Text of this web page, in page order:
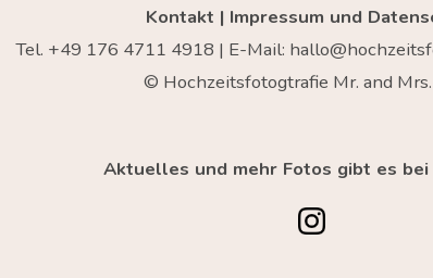
Kontakt | Impressum und
Tel. +49 176 4711 4918 | E-Mail:
© Hochzeitsfotogtrafie Mr. and
Aktuelles und mehr Fotos gibt es bei